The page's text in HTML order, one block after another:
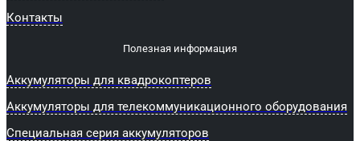
Контакты
Полезная информация
Аккумуляторы для квадрокоптеров
Аккумуляторы для телекоммуникационного оборудования
Специальная серия аккумуляторов